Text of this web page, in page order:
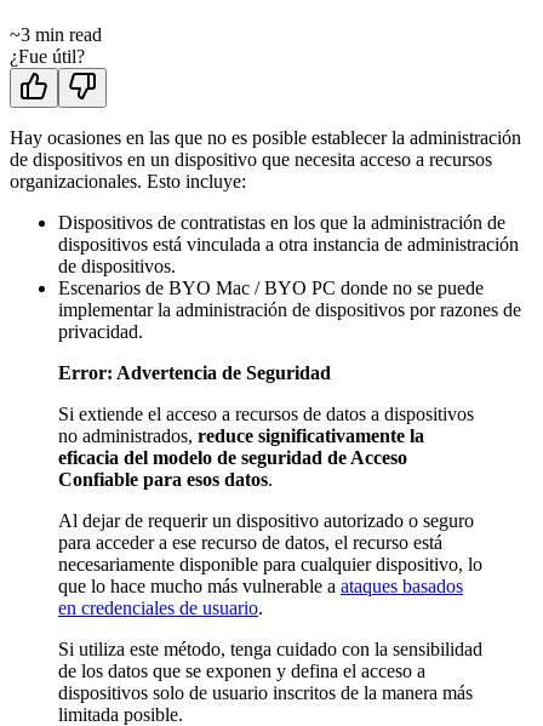
~3 min read
¿Fue útil?
Hay ocasiones en las que no es posible establecer la administración
de dispositivos en un dispositivo que necesita acceso a recursos
organizacionales. Esto incluye:
Dispositivos de contratistas en los que la administración de
dispositivos está vinculada a otra instancia de administración
de dispositivos.
Escenarios de BYO Mac / BYO PC donde no se puede
implementar la administración de dispositivos por razones de
privacidad.
Error: Advertencia de Seguridad
Si extiende el acceso a recursos de datos a dispositivos
no administrados, reduce significativamente la
eficacia del modelo de seguridad de Acceso
Confiable para esos datos.
Al dejar de requerir un dispositivo autorizado o seguro
para acceder a ese recurso de datos, el recurso está
necesariamente disponible para cualquier dispositivo, lo
que lo hace mucho más vulnerable a ataques basados
en credenciales de usuario.
Si utiliza este método, tenga cuidado con la sensibilidad
de los datos que se exponen y defina el acceso a
dispositivos solo de usuario inscritos de la manera más
limitada posible.